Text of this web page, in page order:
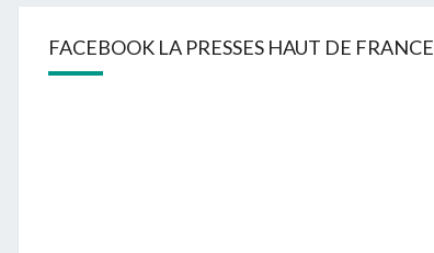
FACEBOOK LA PRESSES HAUT DE FRANCE